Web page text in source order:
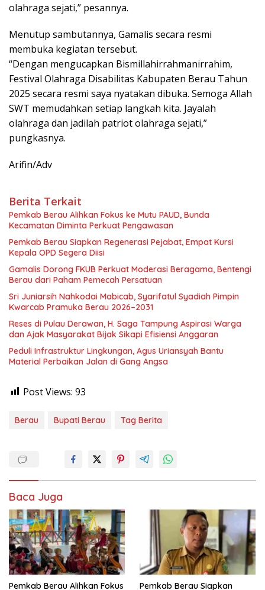
olahraga sejati,” pesannya.
Menutup sambutannya, Gamalis secara resmi
membuka kegiatan tersebut.
“Dengan mengucapkan Bismillahirrahmanirrahim,
Festival Olahraga Disabilitas Kabupaten Berau Tahun
2025 secara resmi saya nyatakan dibuka. Semoga Allah
SWT memudahkan setiap langkah kita. Jayalah
olahraga dan jadilah patriot olahraga sejati,”
pungkasnya.
Arifin/Adv
Berita Terkait
Pemkab Berau Alihkan Fokus ke Mutu PAUD, Bunda
Kecamatan Diminta Perkuat Pengawasan
Pemkab Berau Siapkan Regenerasi Pejabat, Empat Kursi
Kepala OPD Segera Diisi
Gamalis Dorong FKUB Perkuat Moderasi Beragama, Bentengi
Berau dari Paham Pemecah Persatuan
Sri Juniarsih Nahkodai Mabicab, Syarifatul Syadiah Pimpin
Kwarcab Pramuka Berau 2026–2031
Reses di Pulau Derawan, H. Saga Tampung Aspirasi Warga
dan Ajak Masyarakat Bijak Sikapi Efisiensi Anggaran
Peduli Infrastruktur Lingkungan, Agus Uriansyah Bantu
Material Perbaikan Jalan di Gang Angsa
Post Views: 93
Berau Bupati Berau Tag Berita
Baca Juga
Pemkab Berau Alihkan Fokus
Pemkab Berau Siapkan